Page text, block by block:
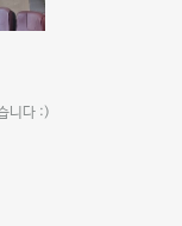
니다 :)